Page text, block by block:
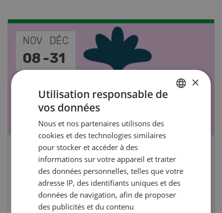
NOV
17 -
JAN
26
Cours spécialisé Aquaculture
Vous élevez des poissons ou songez à le faire?
Ce cours vous équipe du savoir nécessaire. Si
vous effectuez aussi un stage pratique, votre
×
Utilisation responsable de
vos données
Nous et nos partenaires utilisons des
cookies et des technologies similaires
pour stocker et accéder à des
informations sur votre appareil et traiter
des données personnelles, telles que votre
adresse IP, des identifiants uniques et des
données de navigation, afin de proposer
des publicités et du contenu